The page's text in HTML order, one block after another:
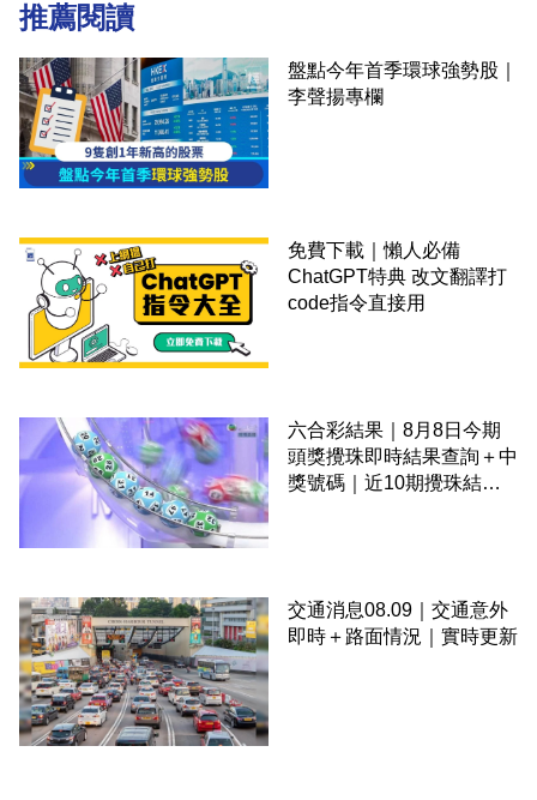
推薦閱讀
盤點今年首季環球強勢股｜
李聲揚專欄
免費下載｜懶人必備
ChatGPT特典 改文翻譯打
code指令直接用
六合彩結果｜8月8日今期
頭獎攪珠即時結果查詢＋中
獎號碼｜近10期攪珠結果
交通消息08.09｜交通意外
即時＋路面情況｜實時更新